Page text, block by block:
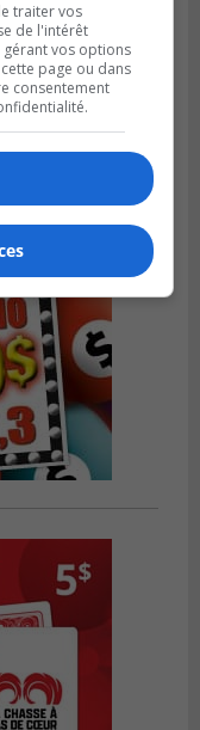
population
traiter vos
de l'intérêt
gérant vos options
page ou dans
consentement